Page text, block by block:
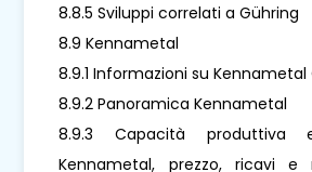
8.8.5 Sviluppi correlati a Gühring
8.9 Kennametal
8.9.1 Informazioni su
8.9.2 Panoramica Kennametal
8.9.3 Capacità
Kennametal, prezzo, ricavi e